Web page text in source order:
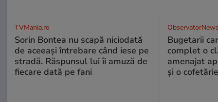
TVMania.ro
Sorin Bontea nu scapă niciodată
de aceeași întrebare când iese pe
stradă. Răspunsul lui îi amuză de
fiecare dată pe fani
Bugetarii
complet o
amenajat
și o cofetărie